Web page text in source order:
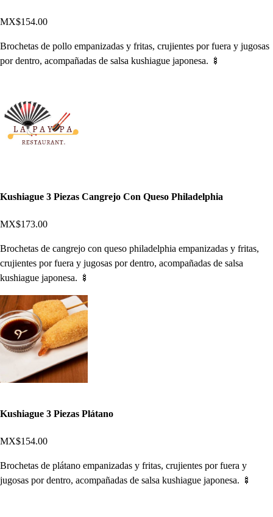
MX$154.00
Brochetas de pollo empanizadas y fritas, crujientes por fuera y jugosas
por dentro, acompañadas de salsa kushiague japonesa. 🍢
Kushiague 3 Piezas Cangrejo Con Queso Philadelphia
MX$173.00
Brochetas de cangrejo con queso philadelphia empanizadas y fritas,
crujientes por fuera y jugosas por dentro, acompañadas de salsa
kushiague japonesa. 🍢
Kushiague 3 Piezas Plátano
MX$154.00
Brochetas de plátano empanizadas y fritas, crujientes por fuera y
jugosas por dentro, acompañadas de salsa kushiague japonesa. 🍢